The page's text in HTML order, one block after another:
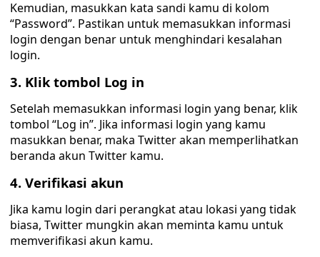
Kemudian, masukkan kata sandi kamu di kolom
“Password”. Pastikan untuk memasukkan informasi
login dengan benar untuk menghindari kesalahan
login.
3. Klik tombol Log in
Setelah memasukkan informasi login yang benar, klik
tombol “Log in”. Jika informasi login yang kamu
masukkan benar, maka Twitter akan memperlihatkan
beranda akun Twitter kamu.
4. Verifikasi akun
Jika kamu login dari perangkat atau lokasi yang tidak
biasa, Twitter mungkin akan meminta kamu untuk
memverifikasi akun kamu.